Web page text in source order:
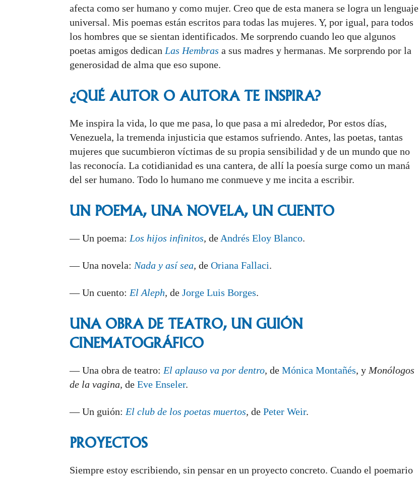
afecta como ser humano y como mujer. Creo que de esta manera se logra un lenguaje
universal. Mis poemas están escritos para todas las mujeres. Y, por igual, para todos
los hombres que se sientan identificados. Me sorprendo cuando leo que algunos
poetas amigos dedican Las Hembras a sus madres y hermanas. Me sorprendo por la
generosidad de alma que eso supone.
¿QUÉ AUTOR O AUTORA TE INSPIRA?
Me inspira la vida, lo que me pasa, lo que pasa a mi alrededor, Por estos días,
Venezuela, la tremenda injusticia que estamos sufriendo. Antes, las poetas, tantas
mujeres que sucumbieron víctimas de su propia sensibilidad y de un mundo que no
las reconocía. La cotidianidad es una cantera, de allí la poesía surge como un maná
del ser humano. Todo lo humano me conmueve y me incita a escribir.
UN POEMA, UNA NOVELA, UN CUENTO
— Un poema: Los hijos infinitos, de Andrés Eloy Blanco.
— Una novela: Nada y así sea, de Oriana Fallaci.
— Un cuento: El Aleph, de Jorge Luis Borges.
UNA OBRA DE TEATRO, UN GUIÓN
CINEMATOGRÁFICO
— Una obra de teatro: El aplauso va por dentro, de Mónica Montañés, y Monólogos
de la vagina, de Eve Enseler.
— Un guión: El club de los poetas muertos, de Peter Weir.
PROYECTOS
Siempre estoy escribiendo, sin pensar en un proyecto concreto. Cuando el poemario